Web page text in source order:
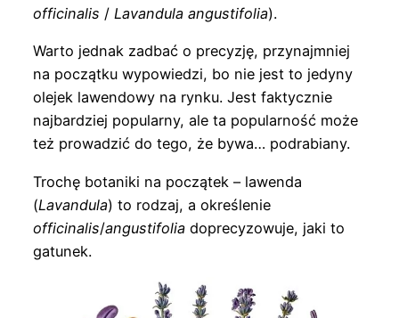
officinalis / Lavandula angustifolia).
Warto jednak zadbać o precyzję, przynajmniej
na początku wypowiedzi, bo nie jest to jedyny
olejek lawendowy na rynku. Jest faktycznie
najbardziej popularny, ale ta popularność może
też prowadzić do tego, że bywa… podrabiany.
Trochę botaniki na początek – lawenda
(Lavandula) to rodzaj, a określenie
officinalis/angustifoliadoprecyzowuje, jaki to
gatunek.